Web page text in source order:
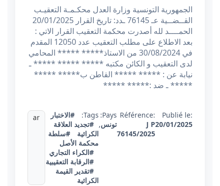
الجمهورية التونسية وزارة العدل محكـمـة التعقيـب
القــضــية عـ 76145 ـدد: تاريخ القرار 20/01/2025
الحمــــد لله أصدرت محكمة التعقيب القرار الاتي :
بعد الاطلاع على مطلب التعقيب عدد 12050 المقدم
في 30/08/2024 من الاستاذ***** ***** المحامي
لدى التعقيب و الكائن مكتبه ***** ***** ***** ـ
نيابة عن : ***** ***** القاطن ب***** *****
***** ـ ضد :***** *****
Publié le:
20/01/2025
Référence:
J P
76145/2025
Pays:
تونس,
Tags:
#الاختبار
#تجديد العلاقة
الكرائية
#سلطة
محكمة الأصل
#الكراء التجاري
#الرقابة التعقيبية
#تقدير القيمة
الكرائية
ar